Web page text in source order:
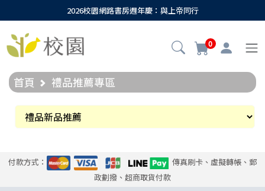
2026校園網路書房週年慶：與上帝同行
0
首頁 禮品推薦專區
付款方式：
傳真刷卡、虛擬轉帳、郵
政劃撥、超商取貨付款